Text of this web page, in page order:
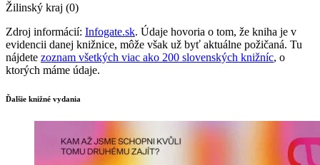
Žilinský kraj (0)
Zdroj informácií: Infogate.sk. Údaje hovoria o tom, že kniha je v
evidencii danej knižnice, môže však už byť aktuálne požičaná. Tu
nájdete zoznam všetkých viac ako 200 slovenských knižníc, o
ktorých máme údaje.
Ďalšie knižné vydania